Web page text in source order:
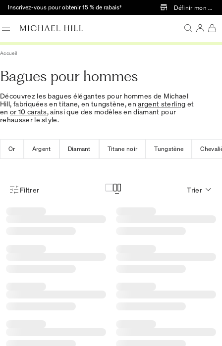
Passer au contenu principal
Inscrivez-vous pour obtenir 15 % de rabais† Définir mon
Accueil
Bagues pour hommes
Découvrez les bagues élégantes pour hommes de Michael
Hill, fabriquées en titane, en tungstène, enargent sterling et
en or 10 carats, ainsi que des modèles en diamant pour
rehausser le style.
Or Argent Diamant Titane noir Tungstène
Menu des filtres d'articles
Filtrer Trier